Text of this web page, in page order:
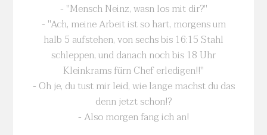
- "Mensch Neinz, wasn los mit dir?"
- "Ach, meine Arbeit ist so hart, morgens um
halb 5 aufstehen, von sechs bis 16:15 Stahl
schleppen, und danach noch bis 18 Uhr
Kleinkrams fürn Chef erledigen!!"
- Oh je, du tust mir leid, wie lange machst du das
denn jetzt schon!?
- Also morgen fang ich an!